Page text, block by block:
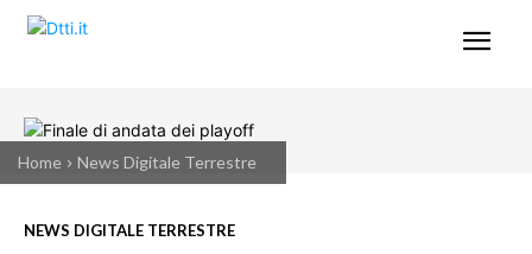
Home News Digitale Terrestre
NEWS DIGITALE TERRESTRE